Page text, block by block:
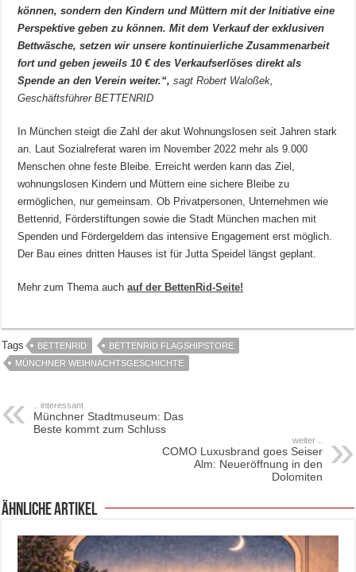
können, sondern den Kindern und Müttern mit der Initiative eine
Perspektive geben zu können. Mit dem Verkauf der exklusiven
Bettwäsche, setzen wir unsere kontinuierliche Zusammenarbeit
fort und geben jeweils 10 € des Verkaufserlöses direkt als
Spende an den Verein weiter.“,sagt Robert Waloßek,
Geschäftsführer BETTENRID
In München steigt die Zahl der akut Wohnungslosen seit Jahren stark
an. Laut Sozialreferat waren im November 2022 mehr als 9.000
Menschen ohne feste Bleibe. Erreicht werden kann das Ziel,
wohnungslosen Kindern und Müttern eine sichere Bleibe zu
ermöglichen, nur gemeinsam. Ob Privatpersonen, Unternehmen wie
Bettenrid, Förderstiftungen sowie die Stadt München machen mit
Spenden und Fördergeldern das intensive Engagement erst möglich.
Der Bau eines dritten Hauses ist für Jutta Speidel längst geplant.
Mehr zum Thema auchauf der BettenRid-Seite!
Tags BETTENRID
BETTENRID FLAGSHIPSTORE
MÜNCHNER WEIHNACHTSGESCHICHTE
.. interessant
Münchner Stadtmuseum: Das
Beste kommt zum Schluss
weiter ..
COMO Luxusbrand goes Seiser
Alm: Neueröffnung in den
Dolomiten
ähnliche Artikel